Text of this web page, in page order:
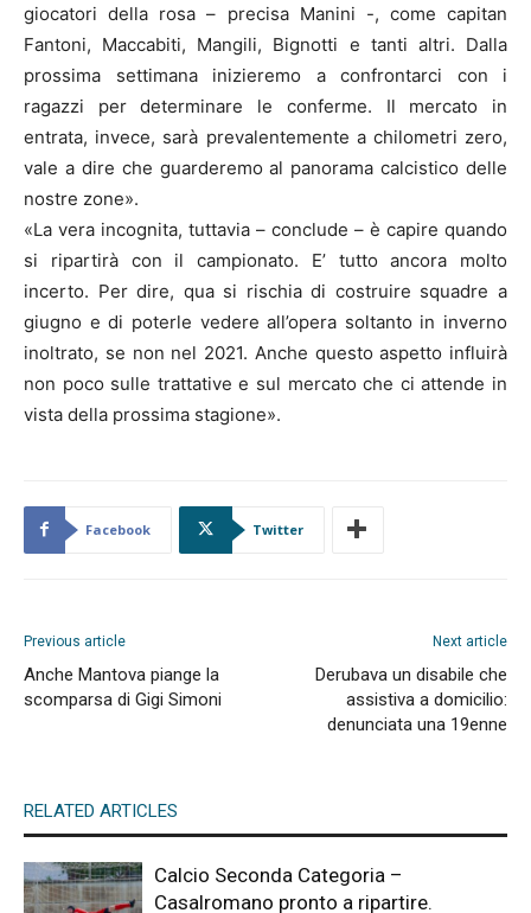
giocatori della rosa – precisa Manini -, come capitan
Fantoni, Maccabiti, Mangili, Bignotti e tanti altri. Dalla
prossima settimana inizieremo a confrontarci con i
ragazzi per determinare le conferme. Il mercato in
entrata, invece, sarà prevalentemente a chilometri zero,
vale a dire che guarderemo al panorama calcistico delle
nostre zone».
«La vera incognita, tuttavia – conclude – è capire quando
si ripartirà con il campionato. E’ tutto ancora molto
incerto. Per dire, qua si rischia di costruire squadre a
giugno e di poterle vedere all’opera soltanto in inverno
inoltrato, se non nel 2021. Anche questo aspetto influirà
non poco sulle trattative e sul mercato che ci attende in
vista della prossima stagione».
Facebook Twitter
Previous article
Anche Mantova piange la
scomparsa di Gigi Simoni
Next article
Derubava un disabile che
assistiva a domicilio:
denunciata una 19enne
RELATED ARTICLES
Calcio Seconda Categoria –
Casalromano pronto a ripartire.